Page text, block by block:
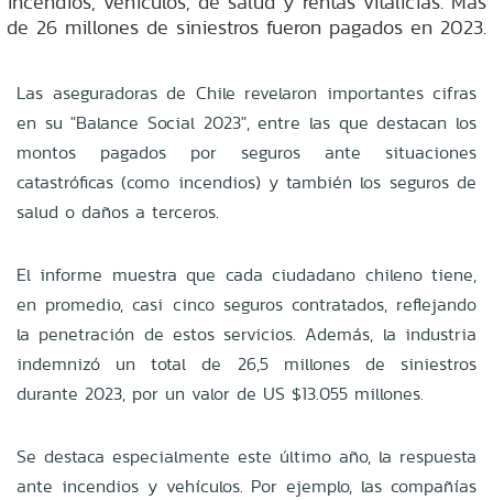
de 26 millones de siniestros fueron pagados en 2023.
Las aseguradoras de Chile revelaron importantes cifras
en su "Balance Social 2023", entre las que destacan los
montos pagados por seguros ante situaciones
catastróficas (como incendios) y también los seguros de
salud o daños a terceros.
El informe muestra que cada ciudadano chileno tiene,
en promedio, casi cinco seguros contratados, reflejando
la penetración de estos servicios. Además, la industria
indemnizó un total de 26,5 millones de siniestros
durante 2023, por un valor de US $13.055 millones.
Se destaca especialmente este último año, la respuesta
ante incendios y vehículos. Por ejemplo, las compañías